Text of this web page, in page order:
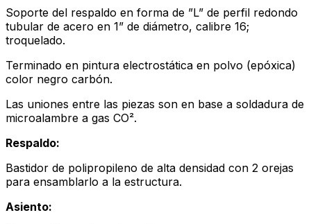
Soporte del respaldo en forma de ”L” de perfil redondo
tubular de acero en 1” de diámetro, calibre 16;
troquelado.
Terminado en pintura electrostática en polvo (epóxica)
color negro carbón.
Las uniones entre las piezas son en base a soldadura de
microalambre a gas CO².
Respaldo:
Bastidor de polipropileno de alta densidad con 2 orejas
para ensamblarlo a la estructura.
Asiento: